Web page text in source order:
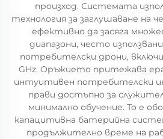
произход. Системата
технология за заглушаване на
ефективно да засяга
диапазони, често
потребителски дрони,
GHz. Оръжието притежава
интуитивен потребителски
прави достъпно за
минимално обучение. То е
капацитивна батерийна
продължително време на